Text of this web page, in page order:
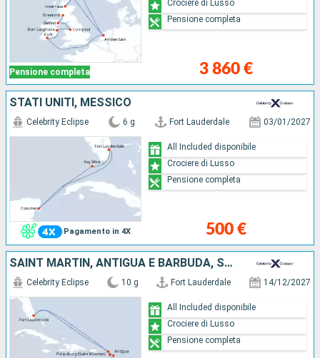
Pensione completa 3 860 €
Crociere di Lusso
Pensione completa
STATI UNITI, MESSICO
Pagamento in 4X
Celebrity Eclipse 6 g Fort Lauderdale 03/01/2027
500 €
All Included disponibile
Crociere di Lusso
Pensione completa
SAINT MARTIN, ANTIGUA E BARBUDA, SANTA LUCIA, STATI UNITI
Celebrity Eclipse 10 g Fort Lauderdale 14/12/2027
All Included disponibile
Crociere di Lusso
Pensione completa